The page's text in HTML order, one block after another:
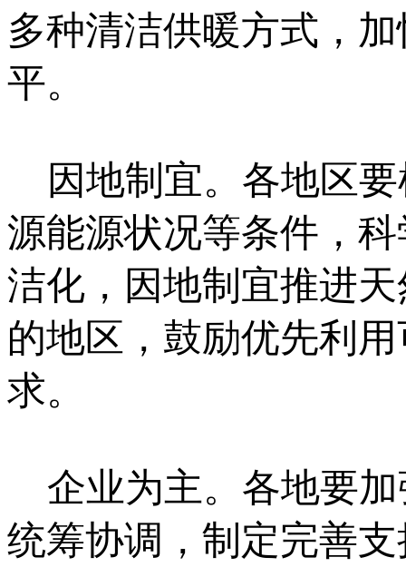
多种清洁供暖方式，
平。
因地制宜。各地区要
源能源状况等条件，
洁化，因地制宜推进
的地区，鼓励优先利
求。
企业为主。各地要加
统筹协调，制定完善